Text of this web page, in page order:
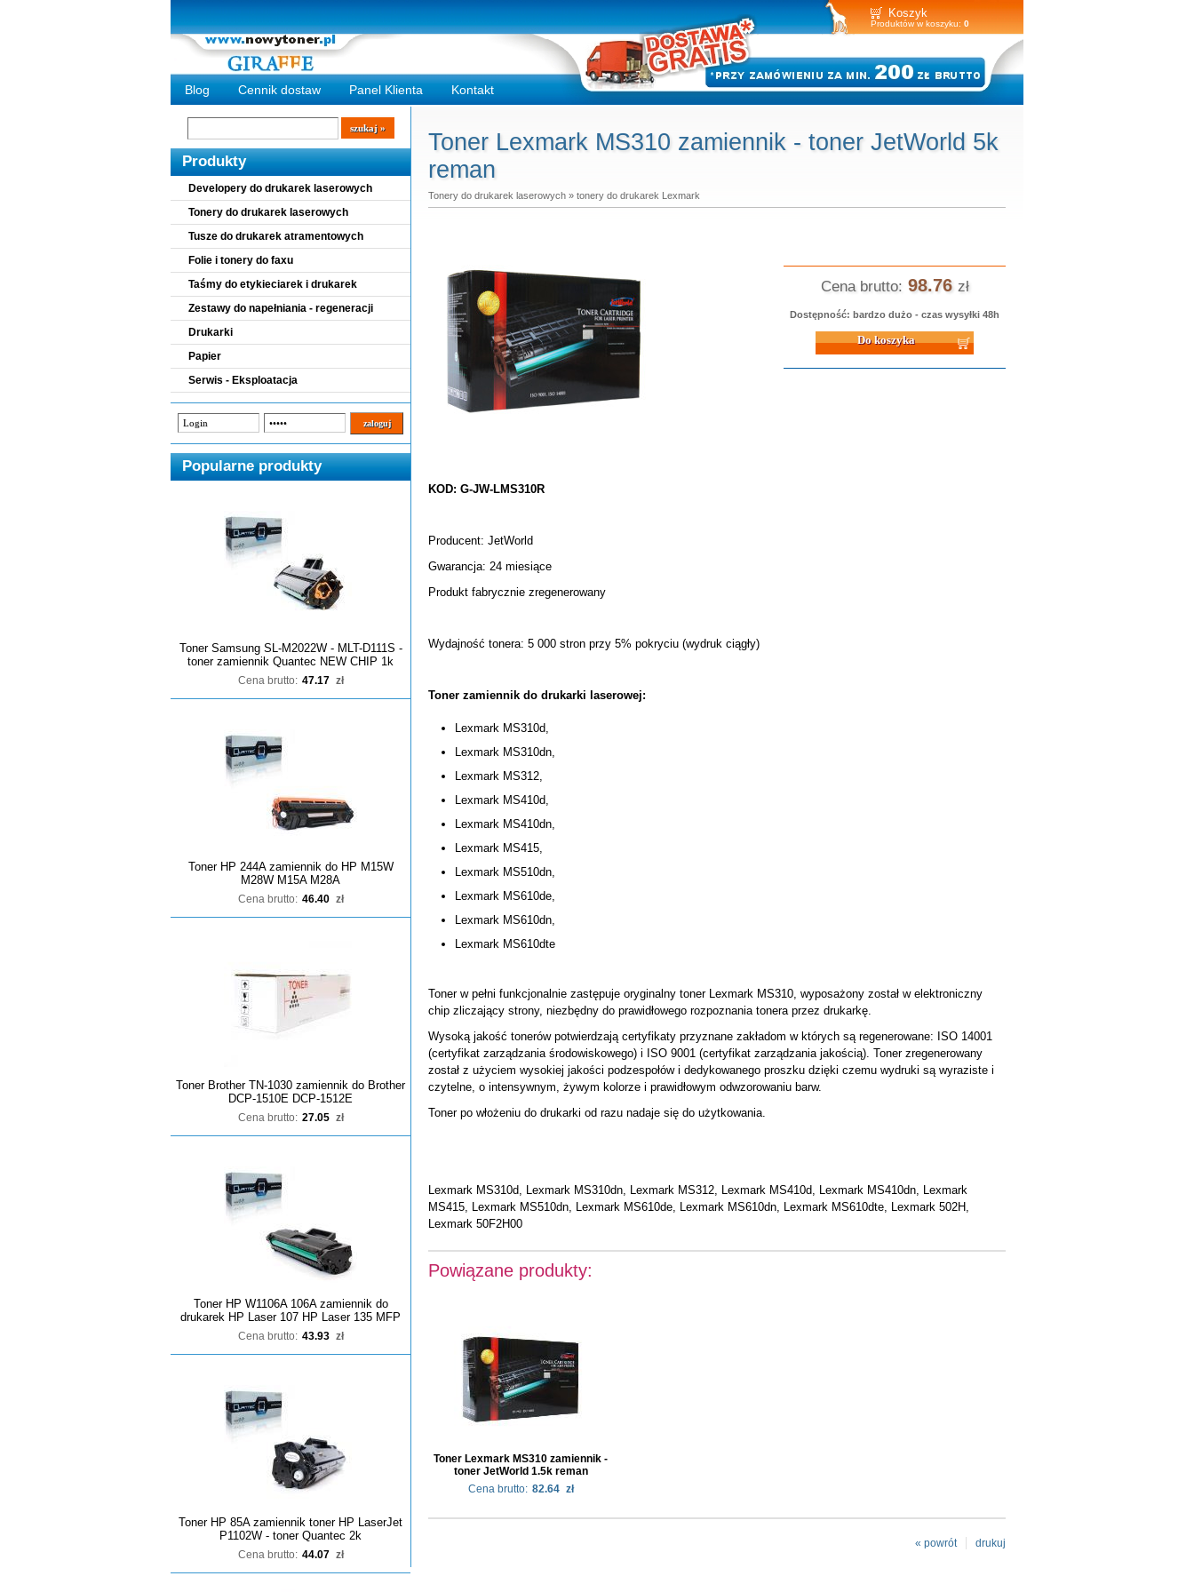
Koszyk
Produktów w koszyku: 0
Blog Cennik dostaw Panel Klienta Kontakt
Wyszukiwarka
szukaj
Produkty
Developery do drukarek laserowych
Tonery do drukarek laserowych
Tusze do drukarek atramentowych
Folie i tonery do faxu
Taśmy do etykieciarek i drukarek
Zestawy do napełniania - regeneracji
Drukarki
Papier
Serwis - Eksploatacja
Popularne produkty
Toner Samsung SL-M2022W - MLT-D111S -
toner zamiennik Quantec NEW CHIP 1k
Cena brutto: 47.17 zł
Toner HP 244A zamiennik do HP M15W
M28W M15A M28A
Cena brutto: 46.40 zł
Toner Brother TN-1030 zamiennik do Brother
DCP-1510E DCP-1512E
Cena brutto: 27.05 zł
Toner HP W1106A 106A zamiennik do
drukarek HP Laser 107 HP Laser 135 MFP
Cena brutto: 43.93 zł
Toner HP 85A zamiennik toner HP LaserJet
P1102W - toner Quantec 2k
Cena brutto: 44.07 zł
Toner Lexmark MS310 zamiennik - toner JetWorld 5k
reman
Tonery do drukarek laserowych » tonery do drukarek Lexmark
Cena brutto: 98.76 zł
Dostępność: bardzo dużo - czas wysyłki 48h
Do koszyka
KOD: G-JW-LMS310R
Producent: JetWorld
Gwarancja: 24 miesiące
Produkt fabrycznie zregenerowany
Wydajność tonera: 5 000 stron przy 5% pokryciu (wydruk ciągły)
Toner zamiennik do drukarki laserowej:
Lexmark MS310d,
Lexmark MS310dn,
Lexmark MS312,
Lexmark MS410d,
Lexmark MS410dn,
Lexmark MS415,
Lexmark MS510dn,
Lexmark MS610de,
Lexmark MS610dn,
Lexmark MS610dte
Toner w pełni funkcjonalnie zastępuje oryginalny toner Lexmark MS310, wyposażony został w elektroniczny
chip zliczający strony, niezbędny do prawidłowego rozpoznania tonera przez drukarkę.
Wysoką jakość tonerów potwierdzają certyfikaty przyznane zakładom w których są regenerowane: ISO 14001
(certyfikat zarządzania środowiskowego) i ISO 9001 (certyfikat zarządzania jakością). Toner zregenerowany
został z użyciem wysokiej jakości podzespołów i dedykowanego proszku dzięki czemu wydruki są wyraziste i
czytelne, o intensywnym, żywym kolorze i prawidłowym odwzorowaniu barw.
Toner po włożeniu do drukarki od razu nadaje się do użytkowania.
Lexmark MS310d, Lexmark MS310dn, Lexmark MS312, Lexmark MS410d, Lexmark MS410dn, Lexmark
MS415, Lexmark MS510dn, Lexmark MS610de, Lexmark MS610dn, Lexmark MS610dte, Lexmark 502H,
Lexmark 50F2H00
Powiązane produkty:
Toner Lexmark MS310 zamiennik -
toner JetWorld 1.5k reman
Cena brutto: 82.64 zł
drukuj
« powrót